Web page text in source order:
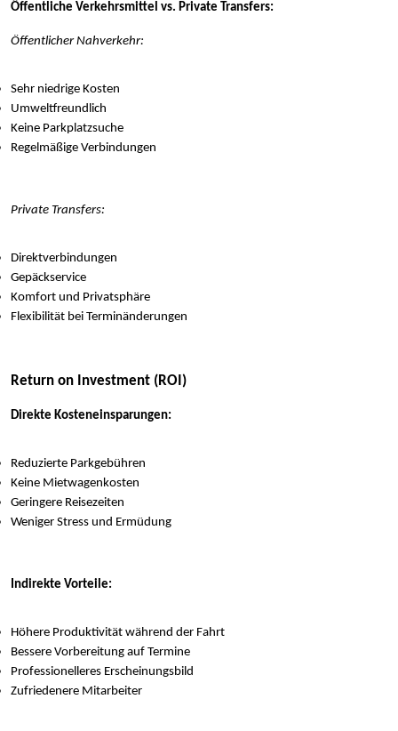
Öffentliche Verkehrsmittel vs. Private Transfers:
Öffentlicher Nahverkehr:
Sehr niedrige Kosten
Umweltfreundlich
Keine Parkplatzsuche
Regelmäßige Verbindungen
Private Transfers:
Direktverbindungen
Gepäckservice
Komfort und Privatsphäre
Flexibilität bei Terminänderungen
Return on Investment (ROI)
Direkte Kosteneinsparungen:
Reduzierte Parkgebühren
Keine Mietwagenkosten
Geringere Reisezeiten
Weniger Stress und Ermüdung
Indirekte Vorteile:
Höhere Produktivität während der Fahrt
Bessere Vorbereitung auf Termine
Professionelleres Erscheinungsbild
Zufriedenere Mitarbeiter